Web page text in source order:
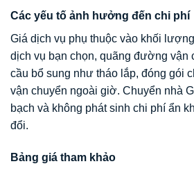
Các yếu tố ảnh hưởng đến chi phí
Giá dịch vụ phụ thuộc vào khối
dịch vụ bạn chọn, quãng đường vận
cầu bổ sung như tháo lắp, đóng gói
vận chuyển ngoài giờ. Chuyển nhà
bạch và không phát sinh chi phí ẩn
đổi.
Bảng giá tham khảo